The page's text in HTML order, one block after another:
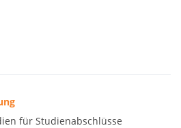
für Studienabschlüsse